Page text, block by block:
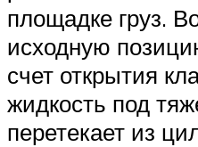
площадке груз.
исходную
счет открытия
жидкость под
перетекает из